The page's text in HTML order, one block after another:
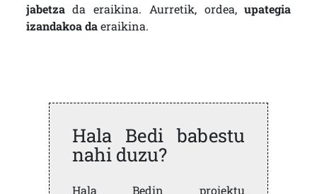
jabetzada eraikina. Aurretik, ordea,upategia
izandakoa daeraikina.
Hala Bedi babestu
nahi duzu?
Hala Bedin proiektu